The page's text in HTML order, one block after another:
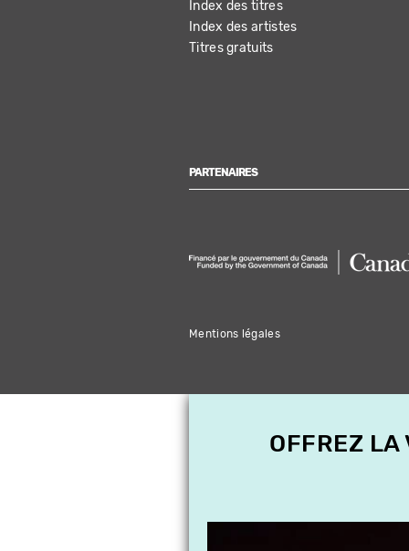
Index des titres
Index des artistes
Titres gratuits
PARTENAIRES
Mentions légales
OFFREZ LA